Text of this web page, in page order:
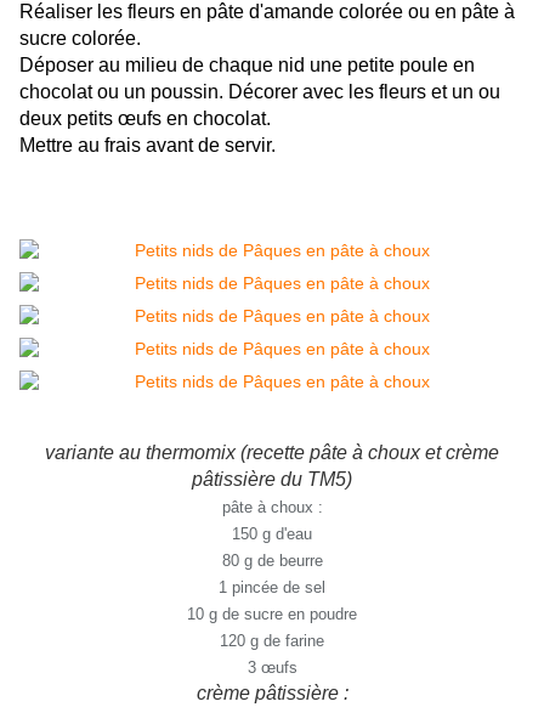
Réaliser les fleurs en pâte d'amande colorée ou en pâte à
sucre colorée.
Déposer au milieu de chaque nid une petite poule en
chocolat ou un poussin. Décorer avec les fleurs et un ou
deux petits œufs en chocolat.
Mettre au frais avant de servir.
variante au thermomix (recette pâte à choux et crème
pâtissière du TM5)
pâte à choux :
150 g d'eau
80 g de beurre
1 pincée de sel
10 g de sucre en poudre
120 g de farine
3 œufs
crème pâtissière :